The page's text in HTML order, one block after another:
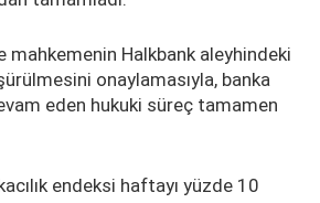
mahkemenin Halkbank aleyhindeki
onaylamasıyla, banka
eden hukuki süreç tamamen
endeksi haftayı yüzde 10